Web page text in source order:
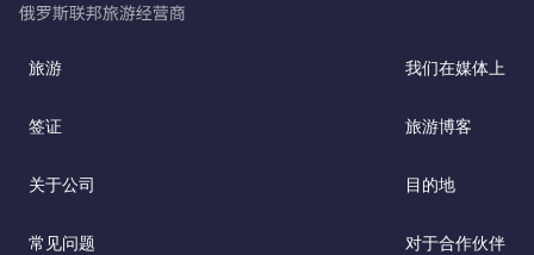
旅游 我们在媒体上
签证 旅游博客
关于公司 目的地
常见问题 对于合作伙伴